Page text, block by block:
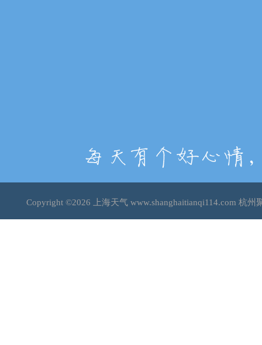
Copyright ©2026 上海天气 www.shanghaitianqi114.com 杭